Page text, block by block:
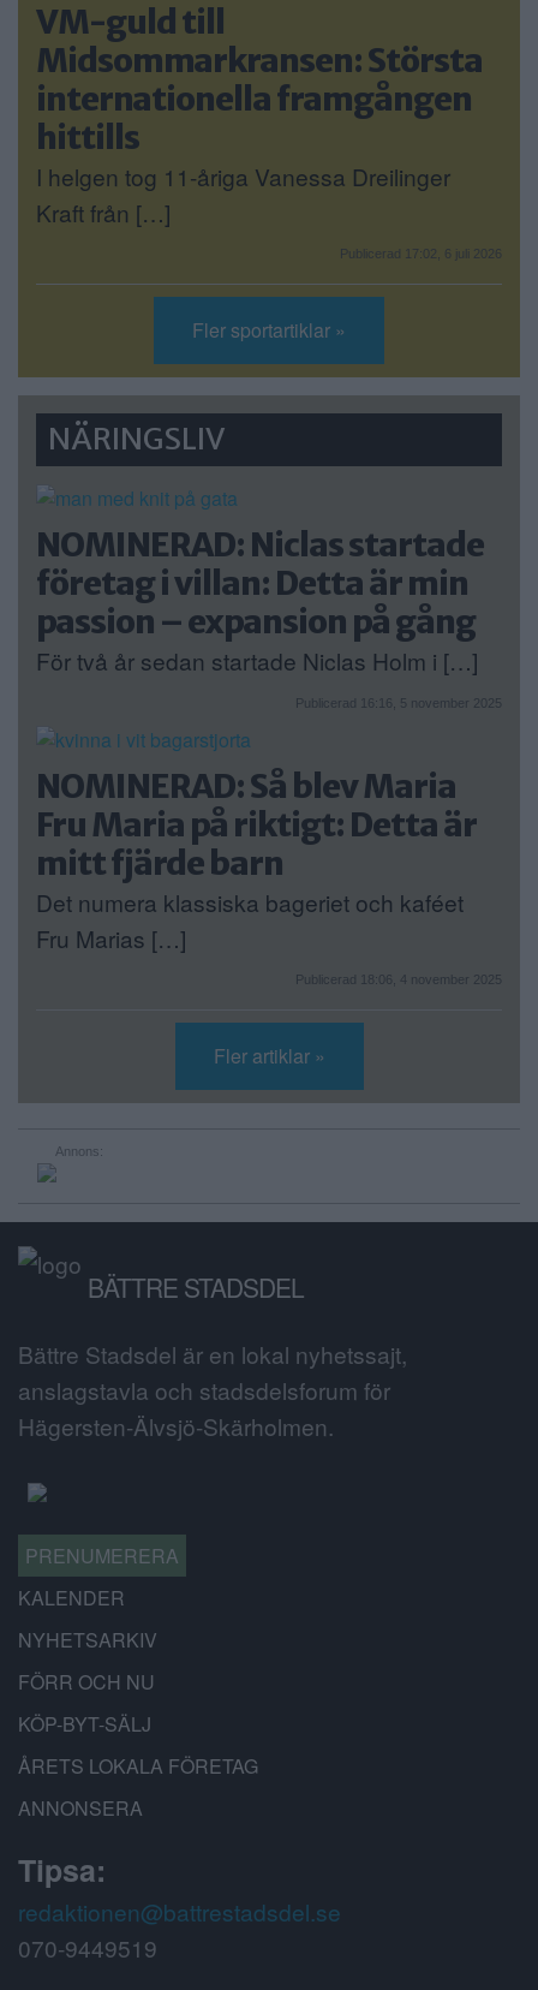
VM-guld till
Midsommarkransen: Största
internationella framgången
hittills
I helgen tog 11-åriga Vanessa Dreilinger
Kraft från […]
Publicerad 17:02, 6 juli 2026
Fler sportartiklar »
NÄRINGSLIV
NOMINERAD: Niclas startade
företag i villan: Detta är min
passion – expansion på gång
För två år sedan startade Niclas Holm i […]
Publicerad 16:16, 5 november 2025
NOMINERAD: Så blev Maria
Fru Maria på riktigt: Detta är
mitt fjärde barn
Det numera klassiska bageriet och kaféet
Fru Marias […]
Publicerad 18:06, 4 november 2025
Fler artiklar »
Annons:
BÄTTRE STADSDEL
Bättre Stadsdel är en lokal nyhetssajt,
anslagstavla och stadsdelsforum för
Hägersten-Älvsjö-Skärholmen.
PRENUMERERA
KALENDER
NYHETSARKIV
FÖRR OCH NU
KÖP-BYT-SÄLJ
ÅRETS LOKALA FÖRETAG
ANNONSERA
Tipsa:
redaktionen@battrestadsdel.se
070-9449519